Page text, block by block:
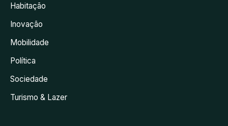
Habitação
Inovação
Mobilidade
Política
Sociedade
Turismo & Lazer